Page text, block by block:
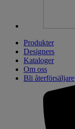
Produkter
Designers
Kataloger
Om oss
Bli återförsäljare